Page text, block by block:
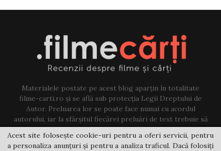
Materialele postate pe acest blog aparțin în totalitate
filme-carti.ro și se află sub protecția Legii Dreptului de
Autor. Preluarea lor se poate face numai cu acordul
autorului, iar la sfârșitul fiecărei preluări de text trebuie să
existe un link către acest blog.
Contact us:jovi@filme-carti.ro
Acest site folosește cookie-uri pentru a oferi servicii, pentru
a personaliza anunțuri și pentru a analiza traficul. Dacă folosiți